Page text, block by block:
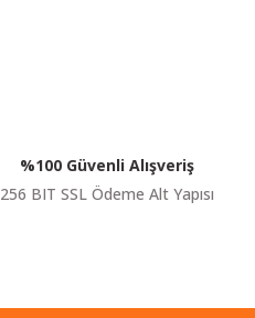
%100 Güvenli Alışveriş
256 BIT SSL Ödeme Alt Yapısı